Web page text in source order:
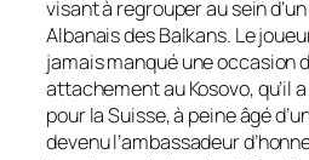
visant à regrouper au sein
Albanais des Balkans. Le
jamais manqué une occasion
attachement au Kosovo, qu’il
pour la Suisse, à peine âgé
devenu l’ambassadeur